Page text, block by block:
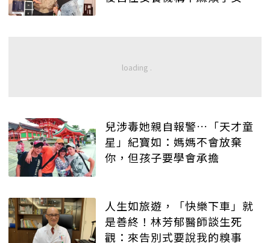
兒涉毒她親自報警…「天才童
星」紀寶如：媽媽不會放棄
你，但孩子要學會承擔
人生如旅遊，「快樂下車」就
是善終！林芳郁醫師談生死
觀：來告別式要說我的糗事